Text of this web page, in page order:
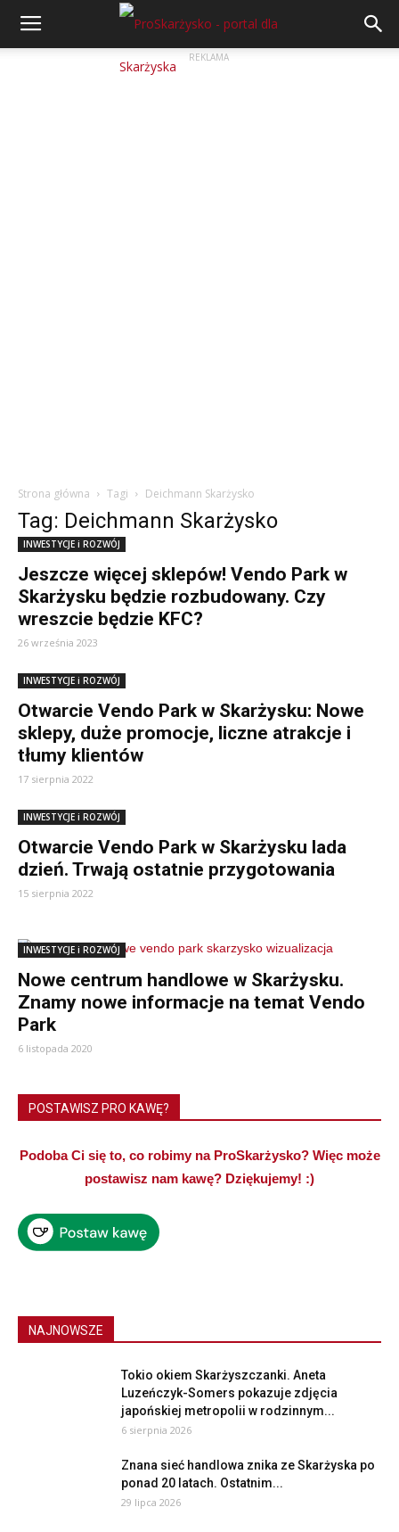
REKLAMA
Strona główna Tagi Deichmann Skarżysko
Tag: Deichmann Skarżysko
INWESTYCJE i ROZWÓJ
Jeszcze więcej sklepów! Vendo Park w
Skarżysku będzie rozbudowany. Czy
wreszcie będzie KFC?
26 września 2023
INWESTYCJE i ROZWÓJ
Otwarcie Vendo Park w Skarżysku: Nowe
sklepy, duże promocje, liczne atrakcje i
tłumy klientów
17 sierpnia 2022
INWESTYCJE i ROZWÓJ
Otwarcie Vendo Park w Skarżysku lada
dzień. Trwają ostatnie przygotowania
15 sierpnia 2022
INWESTYCJE i ROZWÓJ
Nowe centrum handlowe w Skarżysku.
Znamy nowe informacje na temat Vendo
Park
6 listopada 2020
POSTAWISZ PRO KAWĘ?
Podoba Ci się to, co robimy na ProSkarżysko? Więc może
postawisz nam kawę? Dziękujemy! :)
NAJNOWSZE
Tokio okiem Skarżyszczanki. Aneta
Luzeńczyk-Somers pokazuje zdjęcia
japońskiej metropolii w rodzinnym...
6 sierpnia 2026
Znana sieć handlowa znika ze Skarżyska po
ponad 20 latach. Ostatnim...
29 lipca 2026